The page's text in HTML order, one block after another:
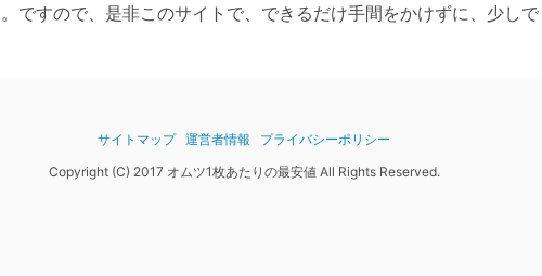
ですので、是非このサイトで、できるだけ手間をかけずに、少し
サイトマップ 運営者情報
プライバシーポリシー
Copyright (C) 2017 オムツ1枚あたりの最安値 All Rights Reserved.